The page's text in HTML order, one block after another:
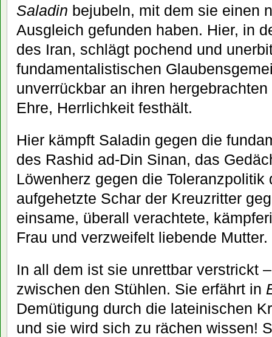
Saladin bejubeln, mit dem sie einen
Ausgleich gefunden haben. Hier, in
des Iran, schlägt pochend und
fundamentalistischen
unverrückbar an ihren
Ehre, Herrlichkeit festhält.
Hier kämpft Saladin gegen die
des Rashid ad-Din Sinan, das
Löwenherz gegen die Toleranzpolitik
aufgehetzte Schar der Kreuzritter
einsame, überall verachtete,
Frau und verzweifelt liebende Mutter.
In all dem ist sie unrettbar verstrickt
zwischen den Stühlen. Sie erfährt in
Demütigung durch die lateinischen
und sie wird sich zu rächen wissen!